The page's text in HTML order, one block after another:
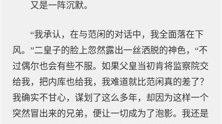
又是一阵沉默。
“我承认，在与范闲的对话中，我全面落在下
风。”二皇子的脸上忽然露出一丝洒脱的神色，“不
过偶尔也会有些不服。如果父皇当初肯将监察院交
给我，把内库也给我，我难道就比范闲真的差了？
我确实不甘心，谋划了这么多年，却因为这样一个
突然冒出来的兄弟，便让一切成为了泡影。我还是